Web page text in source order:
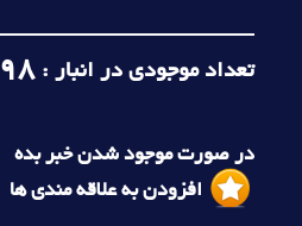
تعداد موجودی در انبار :98
در صورت موجود شدن خبر بده
افزودن به علاقه مندی ها